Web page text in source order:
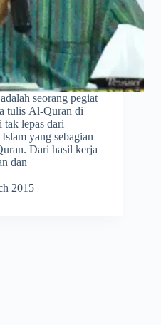
seorang pegiat
tulis Al-Quran di
tak lepas dari
yang sebagian
Dari hasil kerja
dan
2015